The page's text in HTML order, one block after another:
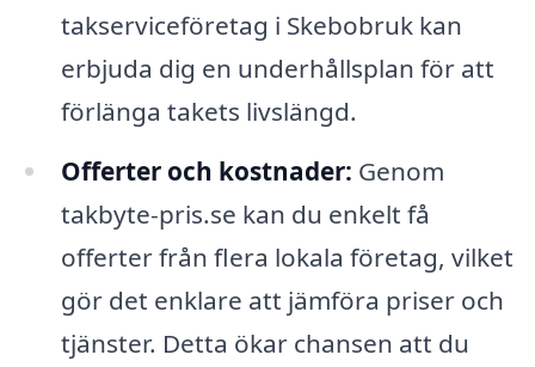
takserviceföretag i Skebobruk kan
erbjuda dig en underhållsplan för att
förlänga takets livslängd.
Offerter och kostnader: Genom
takbyte-pris.se kan du enkelt få
offerter från flera lokala företag, vilket
gör det enklare att jämföra priser och
tjänster. Detta ökar chansen att du